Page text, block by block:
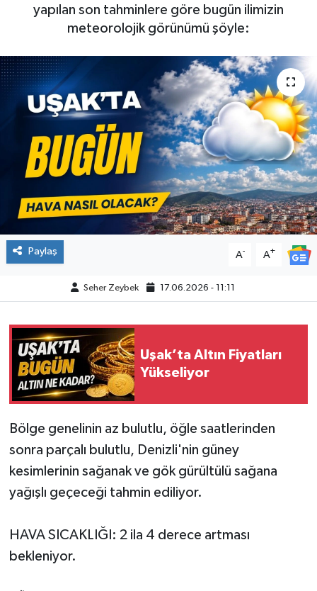
yapılan son tahminlere göre bugün ilimizin
meteorolojik görünümü şöyle:
Paylaş A- A+
Seher Zeybek 17.06.2026 - 11:11
Uşak’ta Altın Fiyatları
Yükseliyor
Bölge genelinin az bulutlu, öğle saatlerinden
sonra parçalı bulutlu, Denizli'nin güney
kesimlerinin sağanak ve gök gürültülü sağana
yağışlı geçeceği tahmin ediliyor.
HAVA SICAKLIĞI: 2 ila 4 derece artması
bekleniyor.
Haber Arşivi